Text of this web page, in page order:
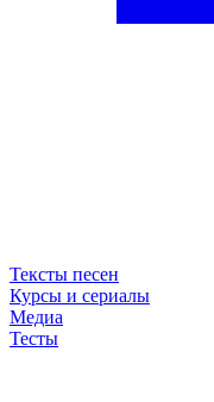
Тексты песен
Курсы и сериалы
Медиа
Тесты